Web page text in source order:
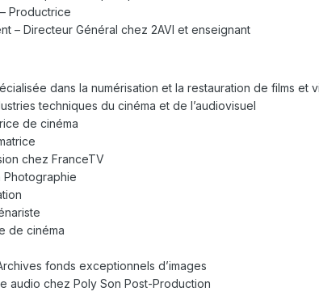
Productrice
– Directeur Général chez 2AVI et enseignant
dans la numérisation et la restauration de films et
techniques du cinéma et de l’audiovisuel
de cinéma
chez FranceTV
Photographie
de cinéma
fonds exceptionnels d’images
audio chez Poly Son Post-Production